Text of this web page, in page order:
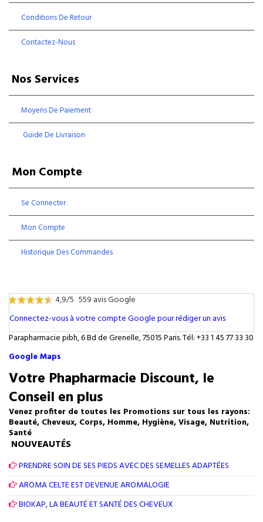
Conditions De Retour
Contactez-Nous
Nos Services
Moyens De Paiement
Guide De Livraison
Mon Compte
Se Connecter
Mon Compte
Historique Des Commandes
4,9/5 559 avis Google
Connectez-vous à votre compte Google pour rédiger un avis
Parapharmacie pibh, 6 Bd de Grenelle, 75015 Paris. Tél: +33 1 45 77 33 30
Google Maps
Votre Phapharmacie Discount, le
Conseil en plus
Venez profiter de toutes les Promotions sur tous les rayons:
Beauté, Cheveux, Corps, Homme, Hygiène, Visage, Nutrition,
Santé
NOUVEAUTÉS
PRENDRE SOIN DE SES PIEDS AVEC DES SEMELLES ADAPTÉES
AROMA CELTE EST DEVENUE AROMALOGIE
BIOKAP, LA BEAUTÉ ET SANTÉ DES CHEVEUX